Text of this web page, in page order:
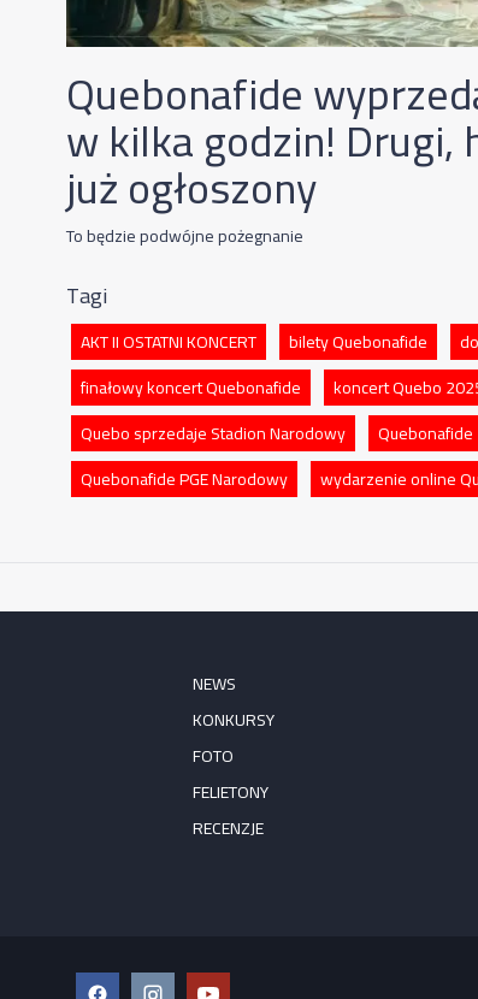
Quebonafide
w kilka godzin!
już ogłoszony
To będzie podwójne pożegnanie
Tagi
AKT II OSTATNI KONCERT bilety Quebonafide
finałowy koncert Quebonafide
koncert Quebo
Quebo sprzedaje Stadion Narodowy
Quebonafide
Quebonafide PGE Narodowy
wydarzenie online
NEWS
KONKURSY
FOTO
FELIETONY
RECENZJE